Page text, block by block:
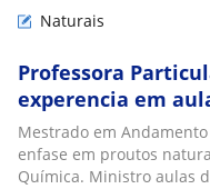
Naturais
Professora
experencia em
Mestrado em
enfase em proutos
Química. Ministro aulas